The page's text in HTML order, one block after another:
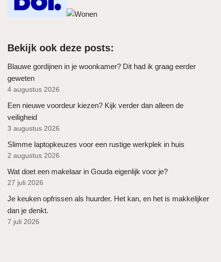
Bekijk ook deze posts:
Blauwe gordijnen in je woonkamer? Dit had ik graag eerder
geweten
4 augustus 2026
Een nieuwe voordeur kiezen? Kijk verder dan alleen de
veiligheid
3 augustus 2026
Slimme laptopkeuzes voor een rustige werkplek in huis
2 augustus 2026
Wat doet een makelaar in Gouda eigenlijk voor je?
27 juli 2026
Je keuken opfrissen als huurder. Het kan, en het is makkelijker
dan je denkt.
7 juli 2026